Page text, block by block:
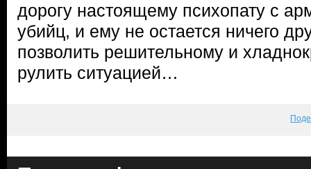
дорогу настоящему психопату с
убийц, и ему не остается ничего
позволить решительному и
рулить ситуацией…